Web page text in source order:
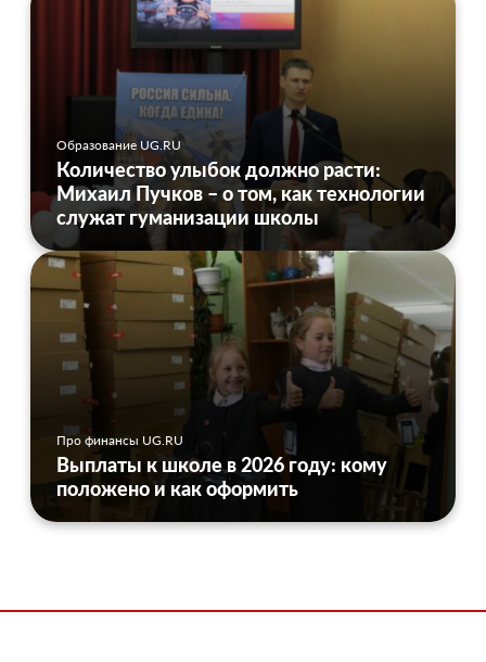
Образование UG.RU
Количество улыбок должно расти:
Михаил Пучков – о том, как технологии
служат гуманизации школы
Про финансы UG.RU
Выплаты к школе в 2026 году: кому
положено и как оформить